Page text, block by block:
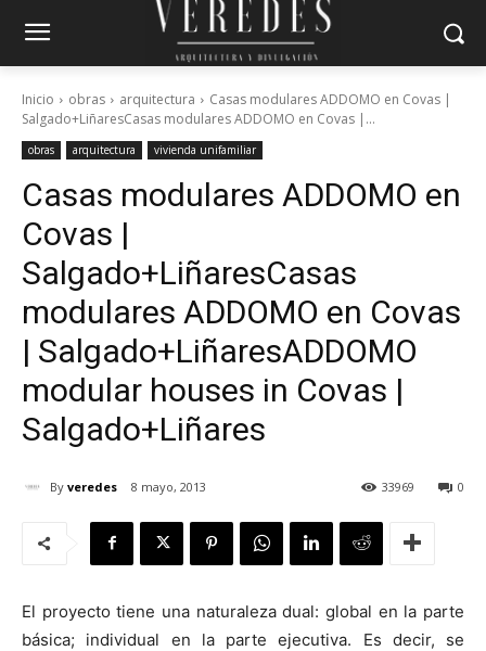
Inicio obras arquitectura
Casas modulares ADDOMO en Covas |
Salgado+LiñaresCasas modulares ADDOMO en Covas |...
obras arquitectura vivienda unifamiliar
Casas modulares ADDOMO en
Covas |
Salgado+LiñaresCasas
modulares ADDOMO en Covas
| Salgado+LiñaresADDOMO
modular houses in Covas |
Salgado+Liñares
By veredes 8 mayo, 2013 0
33969
El proyecto tiene una naturaleza dual: global en la parte
básica; individual en la parte ejecutiva. Es decir, se